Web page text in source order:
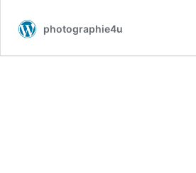
photographie4u